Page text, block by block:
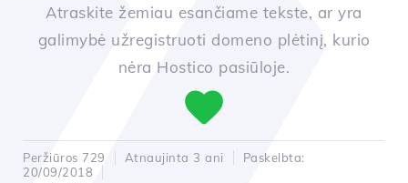
Atraskite žemiau esančiame tekste, ar yra
galimybė užregistruoti domeno plėtinį, kurio
nėra Hostico pasiūloje.
Peržiūros 729 Atnaujinta 3 ani
Paskelbta:
20/09/2018